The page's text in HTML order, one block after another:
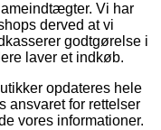
Vi har
derved at vi
godtgørelse i
laver et indkøb.
opdateres hele
ansvaret for rettelser
vores informationer.